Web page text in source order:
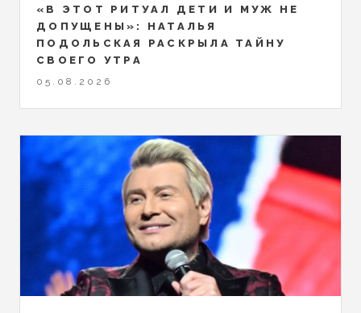
«В ЭТОТ РИТУАЛ ДЕТИ И МУЖ НЕ
ДОПУЩЕНЫ»: НАТАЛЬЯ
ПОДОЛЬСКАЯ РАСКРЫЛА ТАЙНУ
СВОЕГО УТРА
05.08.2026